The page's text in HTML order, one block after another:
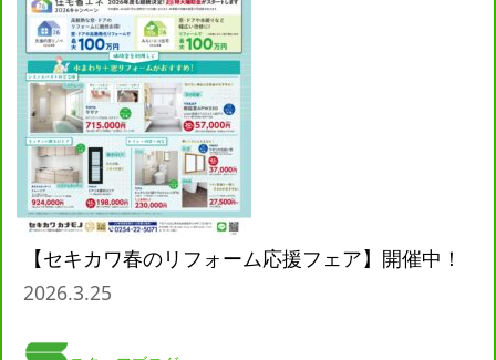
【セキカワ春のリフォーム応援フェア】開催中！
2026.3.25